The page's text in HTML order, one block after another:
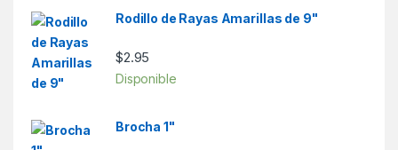
Rodillo de Rayas Amarillas de 9"
$2.95
Disponible
Brocha 1"